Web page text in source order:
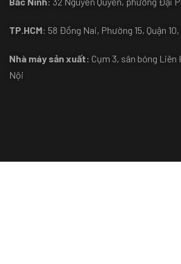
TP.HCM: 58 Đồng Nai, Phường 15, Quận 10,
Nhà máy sản xuất: Cụm 3, sân bóng Liên
Nội